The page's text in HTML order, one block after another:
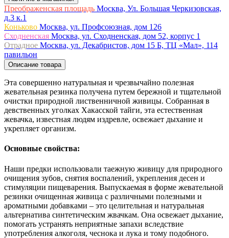
Преображенская площадь Москва, Ул. Большая Черкизовская,
д.3 к.1
Коньково Москва, ул. Профсоюзная, дом 126
Сходненская Москва, ул. Сходненская, дом 52, корпус 1
Отрадное Москва, ул. Декабристов, дом 15 Б, ТЦ «Мал», 114
павильон
Описание товара
Эта совершенно натуральная и чрезвычайно полезная
жевательная резинка получена путем бережной и тщательной
очистки природной лиственничной живицы. Собранная в
девственных уголках Хакасской тайги, эта естественная
жевачка, известная людям издревле, освежает дыхание и
укрепляет организм.
Основные свойства:
Наши предки использовали таежную живицу для природного
очищения зубов, снятия воспалений, укрепления десен и
стимуляции пищеварения. Выпускаемая в форме жевательной
резинки очищенная живица с различными полезными и
ароматными добавками – это целительная и натуральная
альтернатива синтетическим жвачкам. Она освежает дыхание,
помогать устранять неприятные запахи вследствие
употребления алкоголя, чеснока и лука и тому подобного.